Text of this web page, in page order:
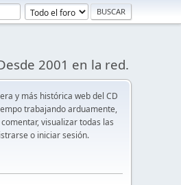
2001 en la red.
y más histórica web del CD
trabajando arduamente,
visualizar todas las
o iniciar sesión.